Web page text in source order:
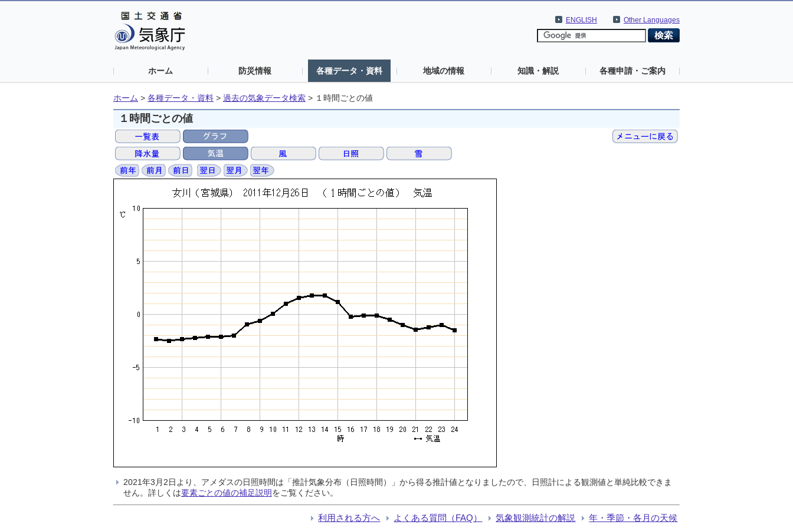
Other Languages
ENGLISH
ホーム 防災情報 各種データ・資料 地域の情報 知識・解説 各種申請・ご案内
ホーム > 各種データ・資料 > 過去の気象データ検索 > １時間ごとの値
１時間ごとの値
2021年3月2日より、アメダスの日照時間は「推計気象分布（日照時間）」から得る推計値となりましたので、日照計による観測値と単純比較できま
せん。詳しくは要素ごとの値の補足説明をご覧ください。
利用される方へ よくある質問（FAQ） 気象観測統計の解説 年・季節・各月の天候